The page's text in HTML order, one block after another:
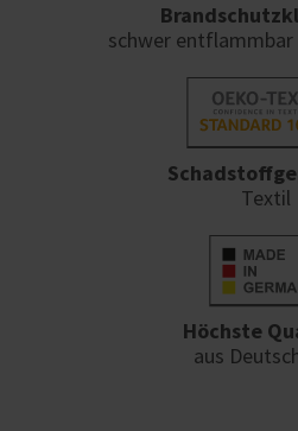
schwer entflammbar
Textil
Höchste
aus